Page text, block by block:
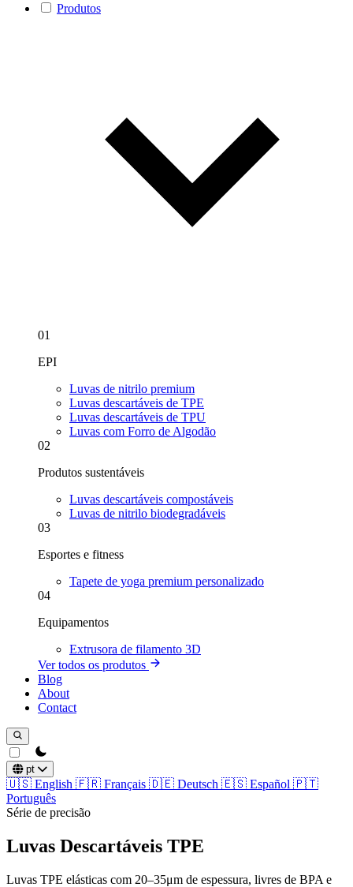
Produtos
01
EPI
Luvas de nitrilo premium
Luvas descartáveis de TPE
Luvas descartáveis de TPU
Luvas com Forro de Algodão
02
Produtos sustentáveis
Luvas descartáveis compostáveis
Luvas de nitrilo biodegradáveis
03
Esportes e fitness
Tapete de yoga premium personalizado
04
Equipamentos
Extrusora de filamento 3D
Ver todos os produtos
Blog
About
Contact
theme switcher
pt
🇺🇸 English 🇫🇷 Français 🇩🇪 Deutsch 🇪🇸 Español 🇵🇹
Português
Série de precisão
Luvas Descartáveis TPE
Luvas TPE elásticas com 20–35μm de espessura, livres de BPA e